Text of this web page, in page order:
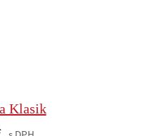
Klasik